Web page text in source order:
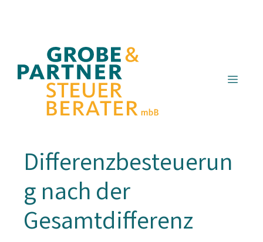
Menü
Differenzbesteuerun
g nach der
Gesamtdifferenz